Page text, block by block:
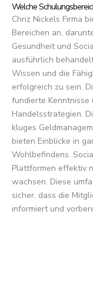
Welche
Chriz Nickels Firma
Bereichen an,
Gesundheit und
ausführlich
Wissen und die
erfolgreich zu sein.
fundierte Kenntnisse
Handelsstrategien.
kluges
bieten Einblicke in
Wohlbefindens.
Plattformen effektiv
wachsen. Diese
sicher, dass die
informiert und